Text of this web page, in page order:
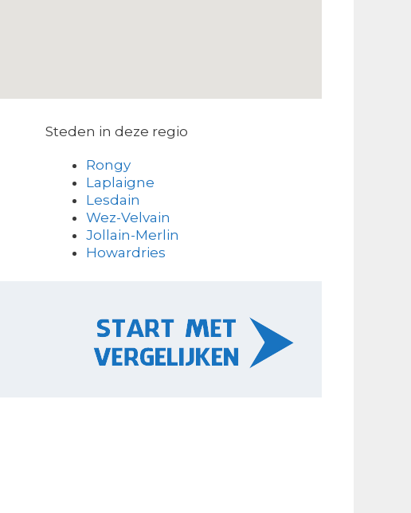
Steden in deze regio
Rongy
Laplaigne
Lesdain
Wez-Velvain
Jollain-Merlin
Howardries